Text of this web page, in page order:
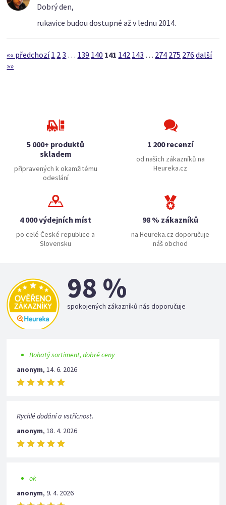
Dobrý den,
rukavice budou dostupné až v lednu 2014.
«« předchozí1 23 … 139 140 141 142 143 … 274 275 276 další
»»
5 000+ produktů
skladem
připravených k okamžitému
odeslání
1 200 recenzí
od našich zákazníků na
Heureka.cz
4 000 výdejních míst
po celé České republice a
Slovensku
98 % zákazníků
na Heureka.cz doporučuje
náš obchod
98 %
spokojených zákazníků nás doporučuje
Bohatý sortiment, dobré ceny
anonym,14. 6. 2026
Rychlé dodání a vstřícnost.
anonym,18. 4. 2026
ok
anonym,9. 4. 2026